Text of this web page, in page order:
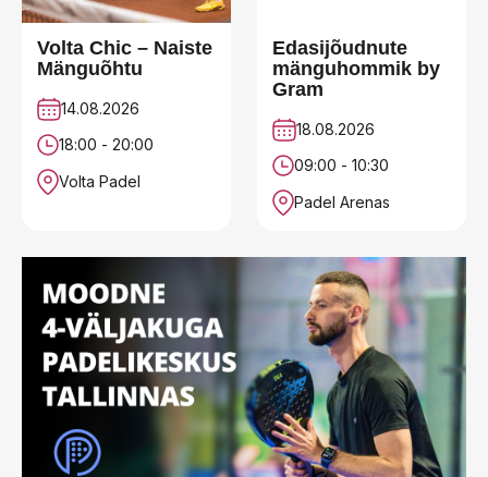
Volta Chic – Naiste
Mänguõhtu
14.08.2026
18:00 - 20:00
Volta Padel
Edasijõudnute
mänguhommik by
Gram
18.08.2026
09:00 - 10:30
Padel Arenas